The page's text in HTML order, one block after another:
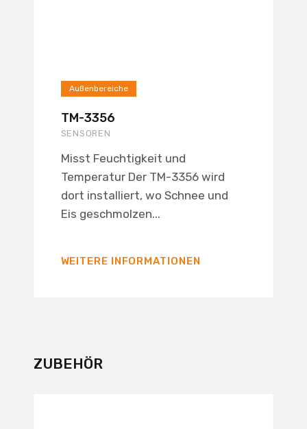
Außenbereiche
TM-3356
SENSOREN
Misst Feuchtigkeit und
Temperatur Der TM-3356 wird
dort installiert, wo Schnee und
Eis geschmolzen...
WEITERE INFORMATIONEN
ZUBEHÖR